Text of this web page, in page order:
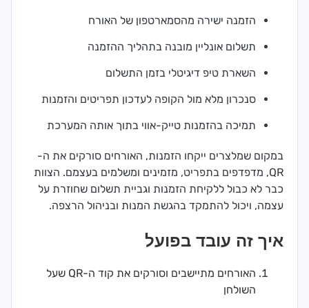
הזמנה ישירה מהסמארטפון של האורח
תשלום אונליין מובנה בתהליך ההזמנה
השארת טיפ דיגיטלי בזמן התשלום
סנכרון מלא מול הקופה לעדכון תפריטים והזמנות
תמיכה בהזמנות טייק-אווי בתוך אותה המערכת
במקום שמלצרים ייקחו הזמנות, האורחים סורקים את ה-
QR, מדפדפים בתפריט, מזמינים ומשלמים בעצמם. הצוות
כבר לא כבול ללקיחת הזמנות וגביית תשלום שחוזרת על
עצמה, ויכול להתמקד בהגשת המנות ובניהול הרצפה.
איך זה עובד בפועל
האורחים מתיישבים וסורקים את קוד ה-QR שעל
השולחן